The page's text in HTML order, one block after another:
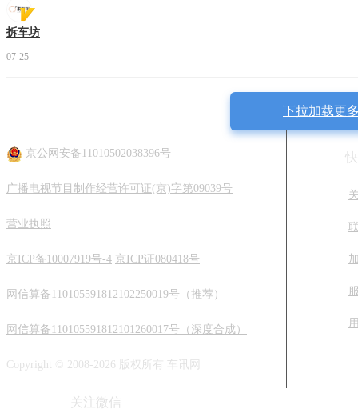
拆车坊
07-25
下拉加载更
京公网安备11010502038396号
广播电视节目制作经营许可证(京)字第09039号
营业执照
京ICP备10007919号-4 京ICP证080418号
网信算备110105591812102250019号（推荐）
网信算备110105591812101260017号（深度合成）
Copyright © 2008-2026 版权所有 车讯网
关注微信